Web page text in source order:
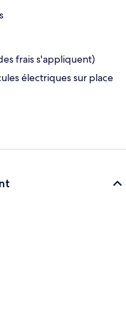
frais s'appliquent)
électriques sur place